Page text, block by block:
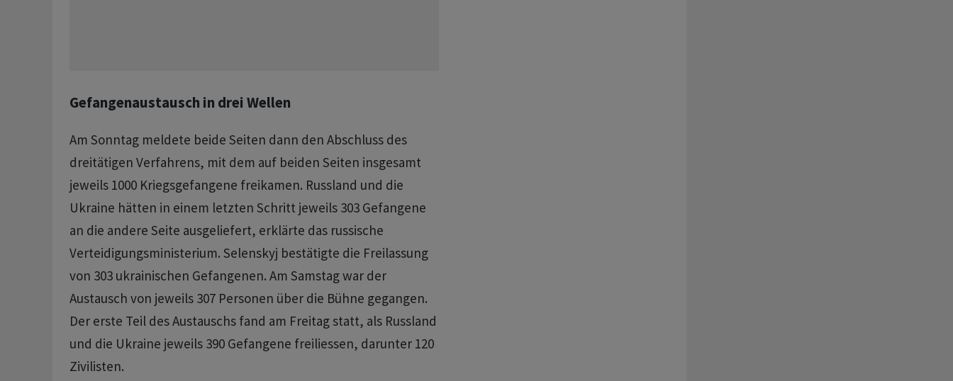
Gefangenaustausch in drei Wellen
Am Sonntag meldete beide Seiten dann den Abschluss des
dreitätigen Verfahrens, mit dem auf beiden Seiten insgesamt
jeweils 1000 Kriegsgefangene freikamen. Russland und die
Ukraine hätten in einem letzten Schritt jeweils 303 Gefangene
an die andere Seite ausgeliefert, erklärte das russische
Verteidigungsministerium. Selenskyj bestätigte die Freilassung
von 303 ukrainischen Gefangenen. Am Samstag war der
Austausch von jeweils 307 Personen über die Bühne gegangen.
Der erste Teil des Austauschs fand am Freitag statt, als Russland
und die Ukraine jeweils 390 Gefangene freiliessen, darunter 120
Zivilisten.